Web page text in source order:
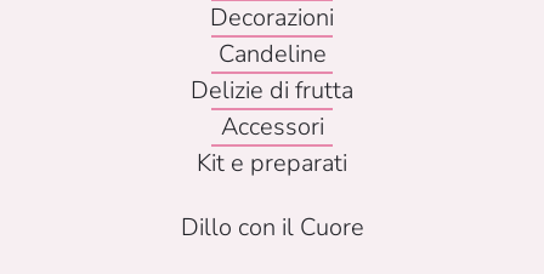
Decorazioni
Candeline
Delizie di frutta
Accessori
Kit e preparati
Dillo con il Cuore